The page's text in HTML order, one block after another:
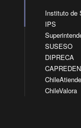
Instituto de
IPS
SUSESO
DIPRECA
ChileAtiende
ChileValora